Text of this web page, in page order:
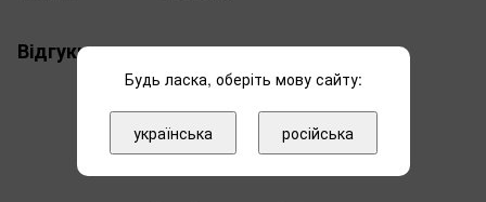
Відгуки
Будь ласка, оберіть мову сайту:
українська російська